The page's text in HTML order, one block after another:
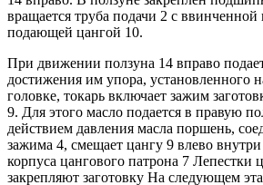
вращается труба подачи 2 с ввинченной
подающей цангой 10.
При движении ползуна 14 вправо
достижения им упора, установленного
головке, токарь включает зажим
9. Для этого масло подается в правую
действием давления масла поршень,
зажима 4, смещает цангу 9 влево
корпуса цангового патрона 7 Лепестки
закрепляют заготовку На следующем